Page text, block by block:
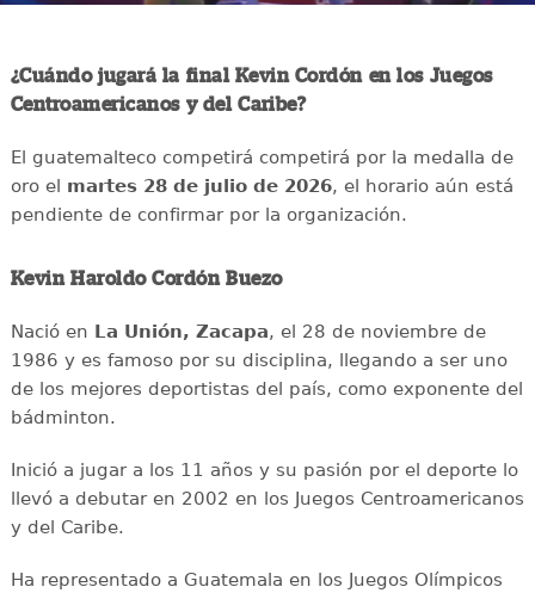
¿Cuándo jugará la final Kevin Cordón en los Juegos
Centroamericanos y del Caribe?
El guatemalteco competirá competirá por la medalla de
oro el martes 28 de julio de 2026, el horario aún está
pendiente de confirmar por la organización.
Kevin Haroldo Cordón Buezo
Nació en La Unión, Zacapa, el 28 de noviembre de
1986 y es famoso por su disciplina, llegando a ser uno
de los mejores deportistas del país, como exponente del
bádminton.
Inició a jugar a los 11 años y su pasión por el deporte lo
llevó a debutar en 2002 en los Juegos Centroamericanos
y del Caribe.
Ha representado a Guatemala en los Juegos Olímpicos